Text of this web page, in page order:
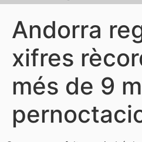
Andorra
xifres
més de 9